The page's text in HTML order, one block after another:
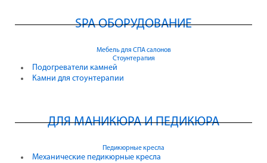
SPA ОБОРУДОВАНИЕ
Мебель для СПА салонов
Стоунтерапия
Подогреватели камней
Камни для стоунтерапии
ДЛЯ МАНИКЮРА И ПЕДИКЮРА
Педикюрные кресла
Механические педикюрные кресла